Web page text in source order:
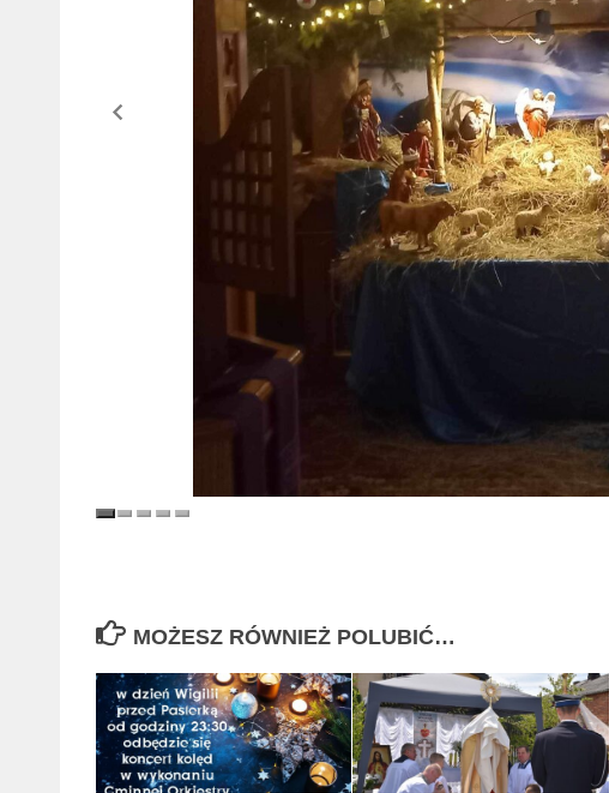
MOŻESZ RÓWNIEŻ POLUBIĆ…